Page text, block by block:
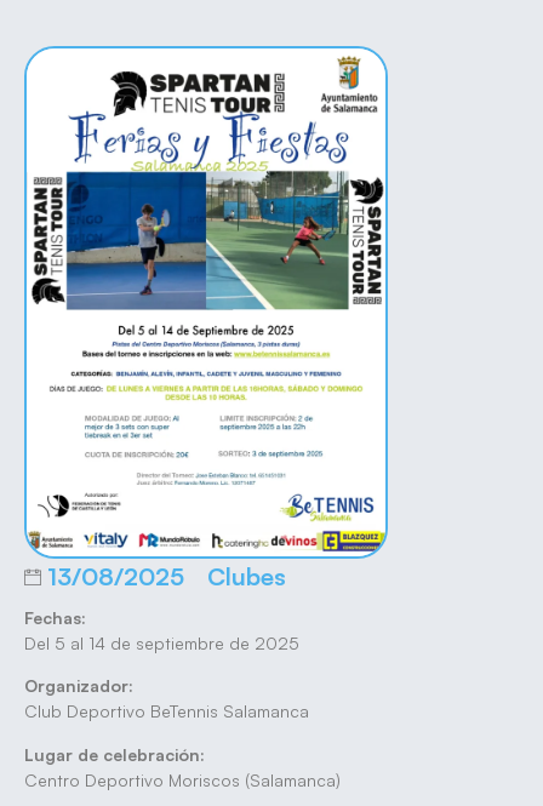
13/08/2025 Clubes
Fechas:
Del 5 al 14 de septiembre de 2025
Organizador:
Club Deportivo BeTennis Salamanca
Lugar de celebración:
Centro Deportivo Moriscos (Salamanca)